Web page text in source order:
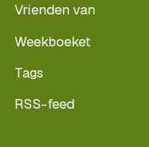
Vrienden van
Weekboeket
Tags
RSS-feed